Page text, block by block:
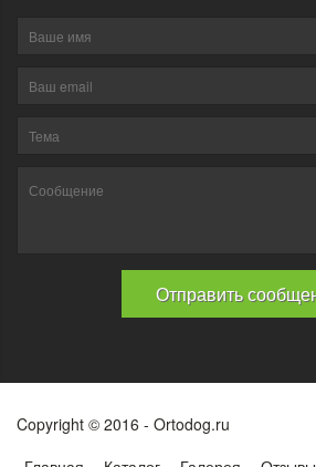
Copyright © 2016 - Ortodog.ru